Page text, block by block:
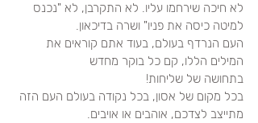
לא חיכה שירחמו עליו. לא התקרבן, לא "נכנס
למיטה כיסה את פניו" ושרה בדיכאון.
העם הנרדף בעולם, בעוד אתם קוראים את
המילים הללו, קם כל בוקר מחדש
בתחושה של שליחות!
בכל מקום של אסון, בכל נקודה בעולם העם הזה
מתייצב לצדכם, אוהבים או אויבים.